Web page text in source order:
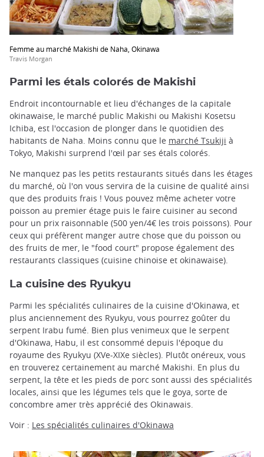
Femme au marché Makishi de Naha, Okinawa
Travis Morgan
Parmi les étals colorés de Makishi
Endroit incontournable et lieu d'échanges de la capitale
okinawaise, le marché public Makishi ou Makishi Kosetsu
Ichiba, est l'occasion de plonger dans le quotidien des
habitants de Naha. Moins connu que le marché Tsukiji à
Tokyo, Makishi surprend l'œil par ses étals colorés.
Ne manquez pas les petits restaurants situés dans les étages
du marché, où l'on vous servira de la cuisine de qualité ainsi
que des produits frais ! Vous pouvez même acheter votre
poisson au premier étage puis le faire cuisiner au second
pour un prix raisonnable (500 yen/4€ les trois poissons). Pour
ceux qui préfèrent manger autre chose que du poisson ou
des fruits de mer, le "food court" propose également des
restaurants classiques (cuisine chinoise et okinawaise).
La cuisine des Ryukyu
Parmi les spécialités culinaires de la cuisine d'Okinawa, et
plus anciennement des Ryukyu, vous pourrez goûter du
serpent Irabu fumé. Bien plus venimeux que le serpent
d'Okinawa, Habu, il est consommé depuis l'époque du
royaume des Ryukyu (XVe-XIXe siècles). Plutôt onéreux, vous
en trouverez certainement au marché Makishi. En plus du
serpent, la tête et les pieds de porc sont aussi des spécialités
locales, ainsi que les légumes tels que le goya, sorte de
concombre amer très apprécié des Okinawais.
Voir : Les spécialités culinaires d'Okinawa